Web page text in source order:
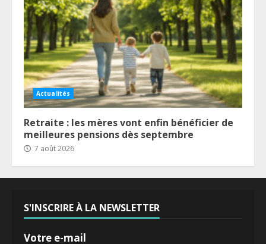
Actualités
Retraite : les mères vont enfin bénéficier de
meilleures pensions dès septembre
7 août 2026
S'INSCRIRE À LA NEWSLETTER
Votre e-mail